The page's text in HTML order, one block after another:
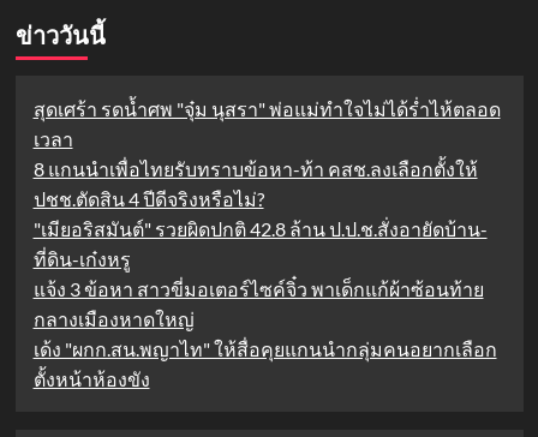
ข่าววันนี้
สุดเศร้า รดน้ำศพ "จุ๋ม นุสรา" พ่อแม่ทำใจไม่ได้ร่ำไห้ตลอด
เวลา
8 แกนนำเพื่อไทยรับทราบข้อหา-ท้า คสช.ลงเลือกตั้งให้
ปชช.ตัดสิน 4 ปีดีจริงหรือไม่?
"เมียอริสมันต์" รวยผิดปกติ 42.8 ล้าน ป.ป.ช.สั่งอายัดบ้าน-
ที่ดิน-เก๋งหรู
แจ้ง 3 ข้อหา สาวขี่มอเตอร์ไซค์จิ๋ว พาเด็กแก้ผ้าซ้อนท้าย
กลางเมืองหาดใหญ่
เด้ง "ผกก.สน.พญาไท" ให้สื่อคุยแกนนำกลุ่มคนอยากเลือก
ตั้งหน้าห้องขัง